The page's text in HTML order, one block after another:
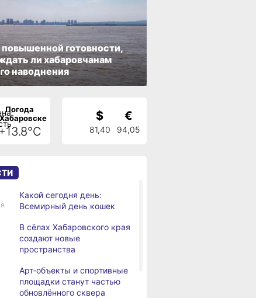
повышенной готовности,
ли хабаровчанам
наводнения
Погода
+13.8°C
$
81,40
€
94,05
Какой сегодня день:
Всемирный день кошек
В сёлах Хабаровского края
создают новые
пространства
Арт‑объекты и спортивные
площадки станут частью
обновлённого сквера